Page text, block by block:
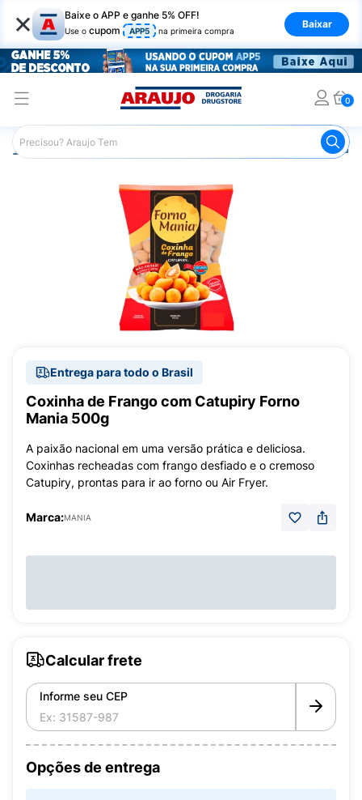
× Baixe o APP e ganhe 5% OFF!
Use o cupom APP5 na primeira compra
Baixar
0
Araujo Mercado Alimentos Congelados e de Geladeira
Entrega para todo o Brasil
Coxinha de Frango com Catupiry Forno
Mania 500g
A paixão nacional em uma versão prática e deliciosa.
Coxinhas recheadas com frango desfiado e o cremoso
Catupiry, prontas para ir ao forno ou Air Fryer.
Marca:MANIA
Calcular frete
Informe seu CEP
Opções de entrega